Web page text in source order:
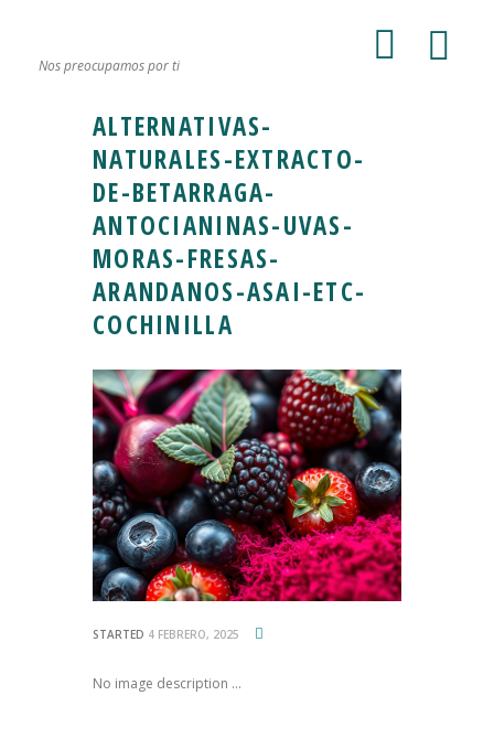
Nos preocupamos por ti
ALTERNATIVAS-
NATURALES-EXTRACTO-
DE-BETARRAGA-
ANTOCIANINAS-UVAS-
MORAS-FRESAS-
ARANDANOS-ASAI-ETC-
COCHINILLA
STARTED 4 FEBRERO, 2025
No image description ...